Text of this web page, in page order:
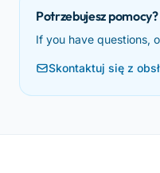
Potrzebujesz pomocy?
If you have questions,
Skontaktuj się z